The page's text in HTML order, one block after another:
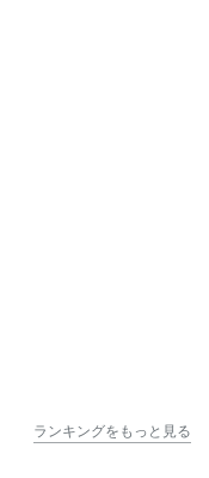
ランキングをもっと見る